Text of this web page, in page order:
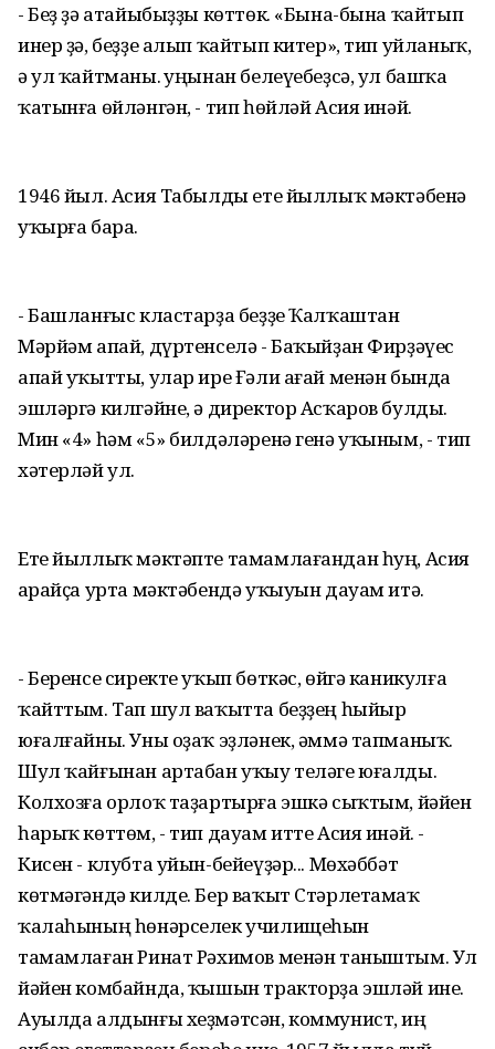
- Беҙ ҙә атайыбыҙҙы көттөк. «Бына-бына ҡайтып
инер ҙә, беҙҙе алып ҡайтып китер», тип уйланыҡ,
ә ул ҡайтманы. Һуңынан белеүебеҙсә, ул башҡа
ҡатынға өйләнгән, - тип һөйләй Асия инәй.
1946 йыл. Асия Табылды ете йыллыҡ мәктәбенә
уҡырға бара.
- Башланғыс кластарҙа беҙҙе Ҡалҡаштан
Мәрйәм апай, дүртенселә - Баҡыйҙан Фирҙәүес
апай уҡытты, улар ире Ғәли ағай менән бында
эшләргә килгәйне, ә директор Асҡаров булды.
Мин «4» һәм «5» билдәләренә генә уҡыным, - тип
хәтерләй ул.
Ете йыллыҡ мәктәпте тамамлағандан һуң, Асия
Һарайҫа урта мәктәбендә уҡыуын дауам итә.
- Беренсе сиректе уҡып бөткәс, өйгә каникулға
ҡайттым. Тап шул ваҡытта беҙҙең һыйыр
юғалғайны. Уны оҙаҡ эҙләнек, әммә тапманыҡ.
Шул ҡайғынан артабан уҡыу теләге юғалды.
Колхозға орлоҡ таҙартырға эшкә сыҡтым, йәйен
һарыҡ көттөм, - тип дауам итте Асия инәй. -
Кисен - клубта уйын-бейеүҙәр... Мөхәббәт
көтмәгәндә килде. Бер ваҡыт Стәрлетамаҡ
ҡалаһының һөнәрселек училищеһын
тамамлаған Ринат Рәхимов менән таныштым. Ул
йәйен комбайнда, ҡышын тракторҙа эшләй ине.
Ауылда алдынғы хеҙмәтсән, коммунист, иң